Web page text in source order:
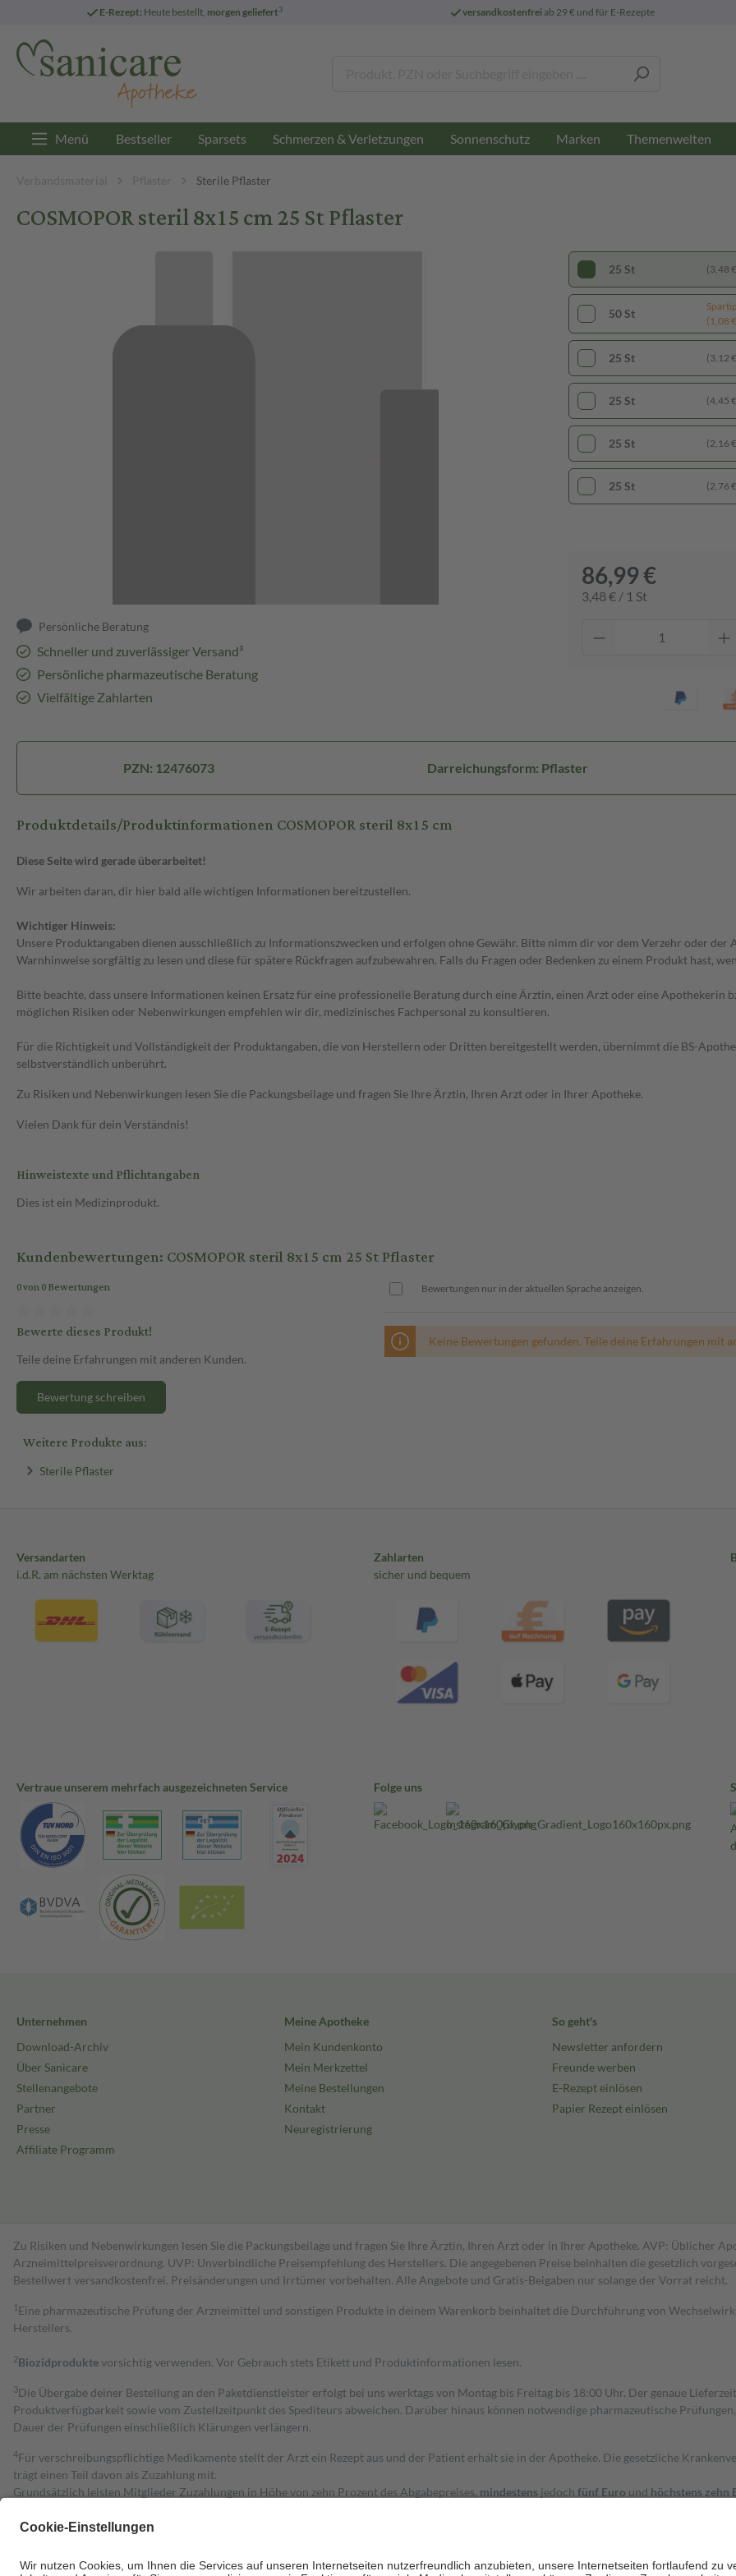
E-Rezept: Heute bestellt, morgen geliefert3 versandkostenfreiab 29 € und für E-Rezepte
Menü Bestseller Sparsets Schmerzen & Verletzungen Sonnenschutz Marken Themenwelten
Verbandsmaterial Pflaster Sterile Pflaster
COSMOPOR steril 8x15 cm 25 St Pflaster
Persönliche Beratung
Schneller und zuverlässiger Versand³
Persönliche pharmazeutische Beratung
Vielfältige Zahlarten
50 St
(1,08
25 St (3,12
25 St (3,48
25 St (4,45
25 St (2,16
25 St (2,76
86,99 €
3,48 € / 1 St
PZN: 12476073 Darreichungsform: Pflaster
Produktdetails/Produktinformationen COSMOPOR steril 8x15 cm
Diese Seite wird gerade überarbeitet!
Wir arbeiten daran, dir hier bald alle wichtigen Informationen bereitzustellen.
Wichtiger Hinweis:
Unsere Produktangaben dienen ausschließlich zu Informationszwecken und erfolgen ohne Gewähr. Bitte nimm dir vor dem Verzehr oder
Warnhinweise sorgfältig zu lesen und diese für spätere Rückfragen aufzubewahren. Falls du Fragen oder Bedenken zu einem Produkt hast,
Bitte beachte, dass unsere Informationen keinen Ersatz für eine professionelle Beratung durch eine Ärztin, einen Arzt oder eine Apothekerin
möglichen Risiken oder Nebenwirkungen empfehlen wir dir, medizinisches Fachpersonal zu konsultieren.
Für die Richtigkeit und Vollständigkeit der Produktangaben, die von Herstellern oder Dritten bereitgestellt werden, übernimmt die BS-
selbstverständlich unberührt.
Zu Risiken und Nebenwirkungen lesen Sie die Packungsbeilage und fragen Sie Ihre Ärztin, Ihren Arzt oder in Ihrer Apotheke.
Vielen Dank für dein Verständnis!
Hinweistexte und Pflichtangaben
Dies ist ein Medizinprodukt.
Kundenbewertungen: COSMOPOR steril 8x15 cm 25 St Pflaster
0 von 0 Bewertungen
Bewerte dieses Produkt!
Teile deine Erfahrungen mit anderen Kunden.
Bewertung schreiben
Bewertungen nur in der aktuellen Sprache anzeigen.
Keine Bewertungen gefunden. Teile deine Erfahrungen mit
Weitere Produkte aus:
Sterile Pflaster
Versandarten
i.d.R. am nächsten Werktag
Zahlarten
sicher und bequem
Vertraue unserem mehrfach ausgezeichneten Service Folge uns
Unternehmen
Download-Archiv
Über Sanicare
Stellenangebote
Partner
Presse
Affiliate Programm
Meine Apotheke
Mein Kundenkonto
Mein Merkzettel
Meine Bestellungen
Kontakt
Neuregistrierung
So geht's
Newsletter anfordern
Freunde werben
E-Rezept einlösen
Papier Rezept einlösen
Zu Risiken und Nebenwirkungen lesen Sie die Packungsbeilage und fragen Sie Ihre Ärztin, Ihren Arzt oder in Ihrer Apotheke. AVP: Üblicher
Arzneimittelpreisverordnung. UVP: Unverbindliche Preisempfehlung des Herstellers. Die angegebenen Preise beinhalten die gesetzlich
Bestell­wert versand­kosten­frei. Preisänderungen und Irrtümer vorbehalten. Alle Angebote und Gratis-Beigaben nur solange der Vorrat reicht.
1 Eine pharmazeutische Prüfung der Arzneimittel und sonstigen Produkte in deinem Warenkorb beinhaltet die Durchführung von
Herstellers.
2Biozidproduktevorsichtig verwenden. Vor Gebrauch stets Etikett und Produktinformationen lesen.
3Die Übergabe deiner Bestellung an den Paketdienstleister erfolgt bei uns werktags von Montag bis Freitag bis 18:00 Uhr. Der genaue
Produktverfügbarkeit sowie vom Zustellzeitpunkt des Spediteurs abweichen. Darüber hinaus können notwendige pharmazeutische
Dauer der Prüfungen einschließlich Klärungen verlängern.
4Für verschreibungspflichtige Medikamente stellt der Arzt ein Rezept aus und der Patient erhält sie in der Apotheke. Die gesetzliche
trägt einen Teil davon als Zuzahlung mit.
Grundsätzlich leisten Mitglieder Zuzahlungen in Höhe von zehn Prozent des Abgabepreises, mindestens jedoch fünf Euro und höchstens zehn
Diese Regeln gelten grundsätzlich auch für Online-Apotheken.
Um das Engagement der Versicherten für ihre eigene Gesundheit zu stärken und die besondere Stellung der Familie zu unterstützen, fallen